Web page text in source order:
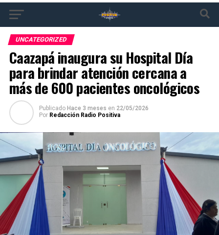
UNCATEGORIZED
Caazapá inaugura su Hospital Día
para brindar atención cercana a
más de 600 pacientes oncológicos
Publicado Hace 3 meses en 22/05/2026
Por Redacción Radio Positiva